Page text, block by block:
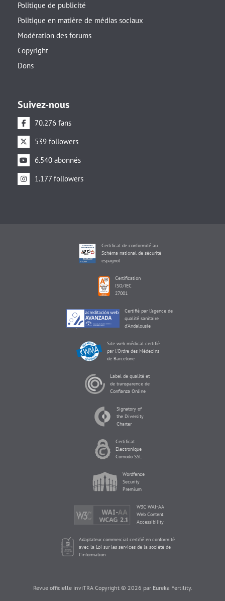
Politique de publicité
Politique en matière de médias sociaux
Modération des forums
Copyright
Dons
Suivez-nous
70.276 fans
539 followers
6.540 abonnés
1.177 followers
Certificat de conformité au
Schéma national de sécurité
espagnol
Certification
ISO/IEC
27001
Certifié par l'agence de
qualité sanitaire
d'Andalousie
Site web médical certifié
par l'Ordre des Médecins
de Barcelone
Label de qualité et
de transparence de
Confianza Online
Signatory of
the Diversity
Charter
Certificat
Electronique
Comodo SSL
Wordfence
Security
Premium
W3C WAI-AA
Web Content
Accessibility
Adaptateur commercial certifié en conformité
avec la Loi sur les services de la société de
l'information
Revue officielle inviTRA Copyright © 2026 par Eureka Fertility.